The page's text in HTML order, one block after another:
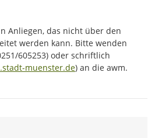
Anliegen, das nicht über den
werden kann. Bitte wenden
605253) oder schriftlich
muenster.de) an die awm.